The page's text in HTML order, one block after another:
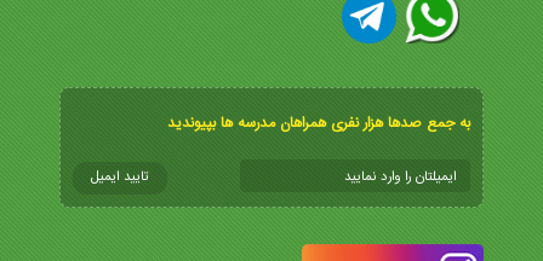
به جمع صدها هزار نفری همراهان مدرسه ها بپیوندید